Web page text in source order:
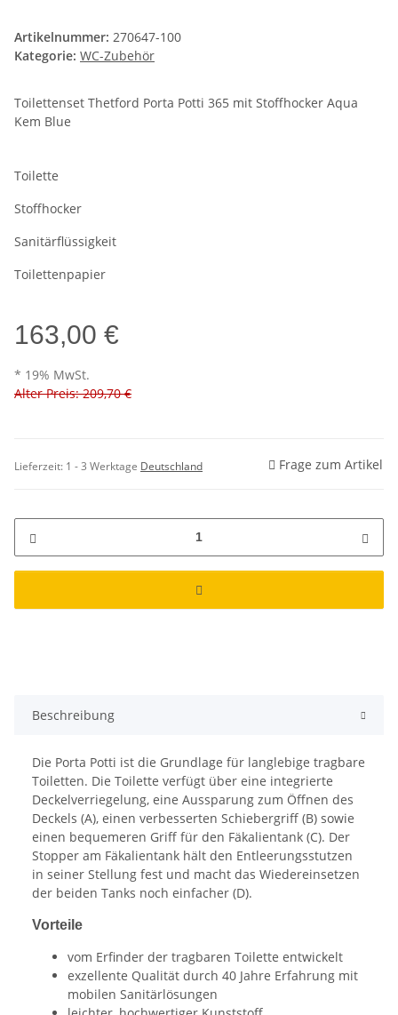
Artikelnummer: 270647-100
Kategorie: WC-Zubehör
Toilettenset Thetford Porta Potti 365 mit Stoffhocker Aqua
Kem Blue
Toilette
Stoffhocker
Sanitärflüssigkeit
Toilettenpapier
163,00 €
* 19% MwSt.
Alter Preis: 209,70 €
Lieferzeit: 1 - 3 Werktage Deutschland Frage zum Artikel
Beschreibung
Die Porta Potti ist die Grundlage für langlebige tragbare
Toiletten. Die Toilette verfügt über eine integrierte
Deckelverriegelung, eine Aussparung zum Öffnen des
Deckels (A), einen verbesserten Schiebergriff (B) sowie
einen bequemeren Griff für den Fäkalientank (C). Der
Stopper am Fäkalientank hält den Entleerungsstutzen
in seiner Stellung fest und macht das Wiedereinsetzen
der beiden Tanks noch einfacher (D).
Vorteile
vom Erfinder der tragbaren Toilette entwickelt
exzellente Qualität durch 40 Jahre Erfahrung mit
mobilen Sanitärlösungen